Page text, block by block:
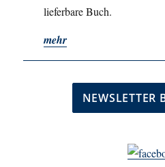
lieferbare Buch.
mehr